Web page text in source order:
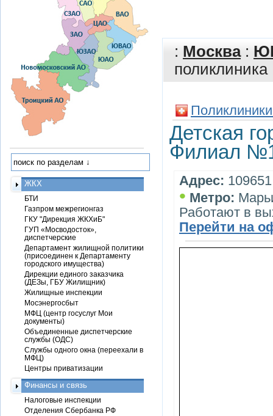
: Москва:
Детская
Филиал
Адрес:
• Метро:
Работают в
Перейти на
ЖКХ
БТИ
Газпром межрегионгаз
ГКУ "Дирекция ЖКХиБ"
ГУП «Мосводосток»,
диспетчерские
Департамент жилищной политики
(присоединен к Департаменту
городского имущества)
Дирекции единого заказчика
(ДЕЗы, ГБУ Жилищник)
Жилищные инспекции
Мосэнергосбыт
МФЦ (центр госуслуг Мои
документы)
Объединенные диспетчерские
службы (ОДС)
Службы одного окна (переехали в
МФЦ)
Центры приватизации
Финансы и связь
Налоговые инспекции
Отделения Сбербанка РФ